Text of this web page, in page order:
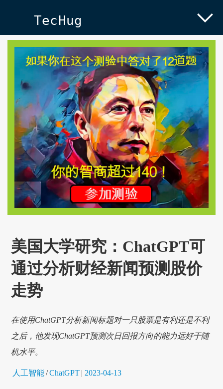
TecHug
美国大学研究：ChatGPT可
通过分析财经新闻预测股价
走势
在使用ChatGPT分析新闻标题对一只股票是有利还是不利
之后，他发现ChatGPT预测次日回报方向的能力远好于随
机水平。
人工智能/ChatGPT | 2023-04-13